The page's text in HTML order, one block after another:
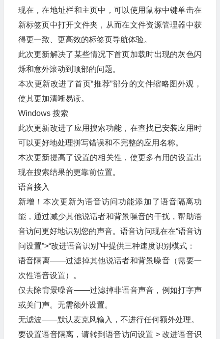
现在，在地址栏和主页中，可以使用鼠标中键单击在
新标签页中打开文件夹，从而在文件资源管理器中获
得更一致、更高效的标签页导航体验。
此次更新解决了某些情况下首页加载时出现的灰色闪
烁和意外滚动到顶部的问题。
本次更新改进了首页“推荐”部分的文件缩略图外观，
使其更加清晰易读。
Windows 搜索
此次更新改进了应用搜索功能，在查找已安装应用时
可以更好地处理拼写错误和不完整的应用名称。
本次更新提高了设置的相关性，使更多有用的设置出
现在搜索结果的更靠前位置。
语音接入
新增！本次更新为语音访问功能添加了语音隔离功
能，通过减少其他说话者和背景噪音的干扰，帮助语
音访问更好地识别您的声音。语音访问现在在“语音访
问设置”>“改进语音识别”中提供三种速度识别模式：
语音隔离——过滤掉其他说话者和背景噪音（需要一
次性语音设置）。
仅去除背景噪音——过滤掉非语音声音，例如打字声
或关门声。无需额外设置。
无滤波——默认麦克风输入，不进行任何额外处理。
要设置语音隔离，请转到语音访问设置 > 改进语音识